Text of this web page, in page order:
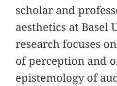
scholar and
aesthetics at Basel
research focuses
of perception and
epistemology of